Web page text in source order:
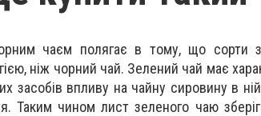
чаєм полягає в тому, що сорти
ніж чорний чай. Зелений чай має
засобів впливу на чайну сировину в
Таким чином лист зеленого чаю